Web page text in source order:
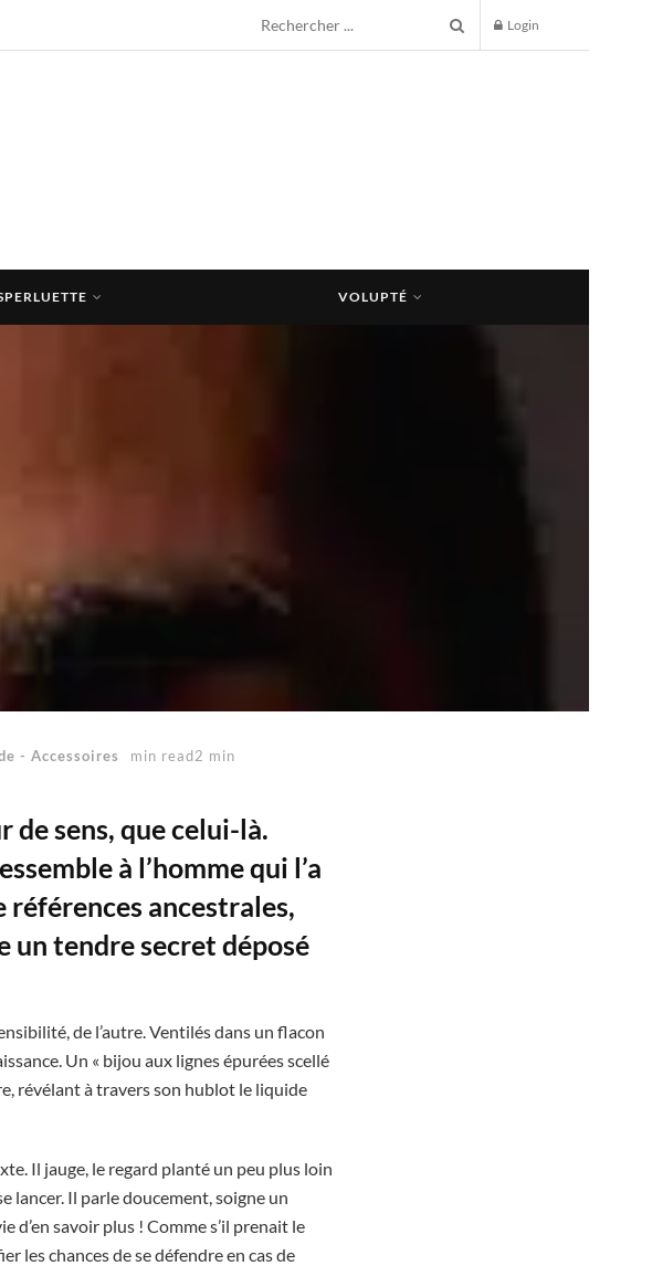
Login
VOLUPTÉ
- Accessoires min read2 min
de sens, que celui-là.
à l’homme qui l’a
ancestrales,
un tendre secret déposé
de l’autre. Ventilés dans un flacon
Un « bijou aux lignes épurées scellé
révélant à travers son hublot le liquide
Il jauge, le regard planté un peu plus loin
lancer. Il parle doucement, soigne un
d’en savoir plus ! Comme s’il prenait le
les chances de se défendre en cas de